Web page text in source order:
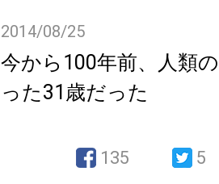
2014/08/25
今から100年前、人類
った31歳だった
135 5